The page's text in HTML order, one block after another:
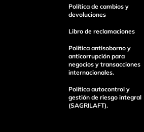
Enviar Comentario
Política de cambios y
devoluciones
Libro de reclamaciones
Política antisoborno y
anticorrupción para
negocios y transacciones
internacionales.
Política autocontrol y
gestión de riesgo integral
(SAGRILAFT).